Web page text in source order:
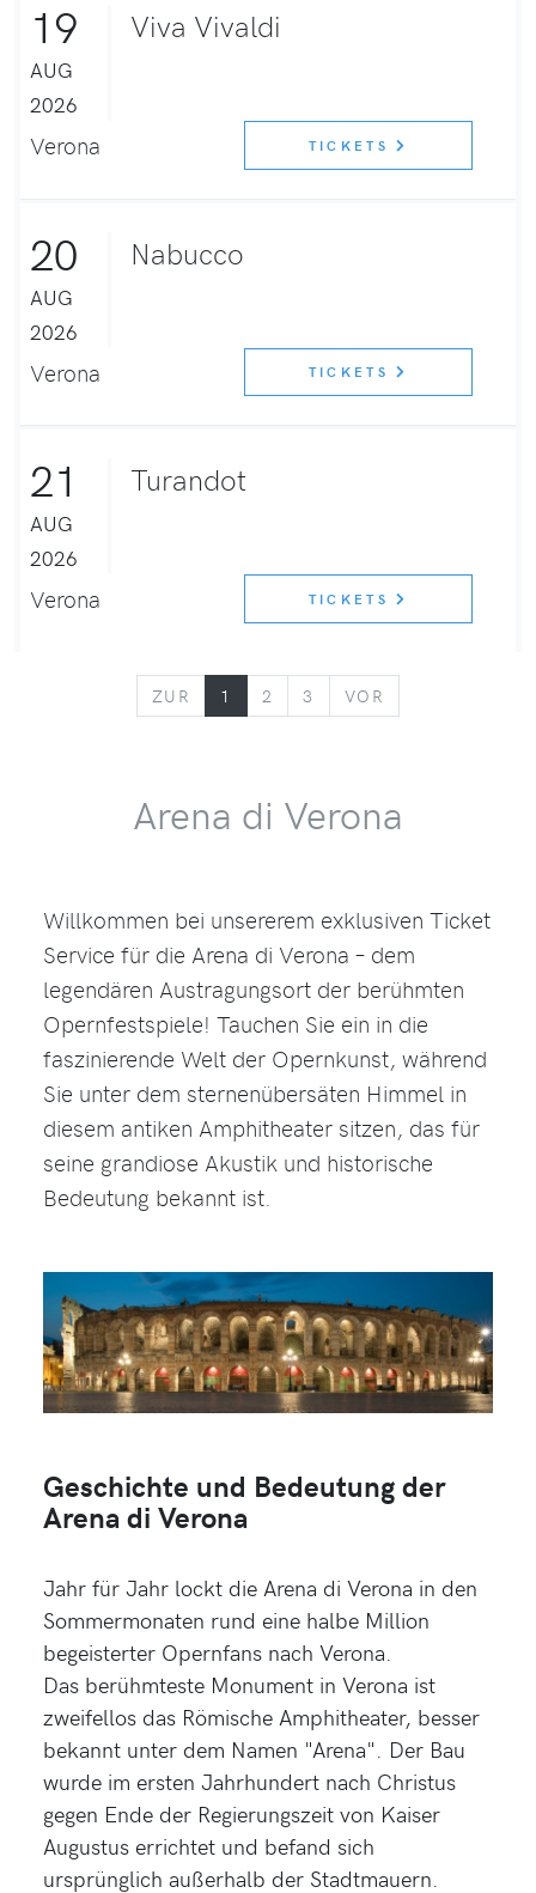
19
AUG
2026
Viva Vivaldi
Verona TICKETS
20
AUG
2026
Nabucco
Verona TICKETS
21
AUG
2026
Turandot
Verona TICKETS
ZUR ZURÜCK
1 2 3 VOR
Arena di Verona
Willkommen bei unsererem exklusiven Ticket
Service für die Arena di Verona – dem
legendären Austragungsort der berühmten
Opernfestspiele! Tauchen Sie ein in die
faszinierende Welt der Opernkunst, während
Sie unter dem sternenübersäten Himmel in
diesem antiken Amphitheater sitzen, das für
seine grandiose Akustik und historische
Bedeutung bekannt ist.
Geschichte und Bedeutung der
Arena di Verona
Jahr für Jahr lockt die Arena di Verona in den
Sommermonaten rund eine halbe Million
begeisterter Opernfans nach Verona.
Das berühmteste Monument in Verona ist
zweifellos das Römische Amphitheater, besser
bekannt unter dem Namen "Arena". Der Bau
wurde im ersten Jahrhundert nach Christus
gegen Ende der Regierungszeit von Kaiser
Augustus errichtet und befand sich
ursprünglich außerhalb der Stadtmauern.